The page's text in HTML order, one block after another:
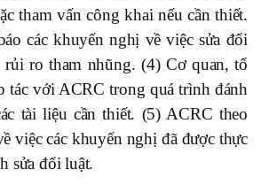
tham vấn công khai nếu cần thiết.
các khuyến nghị về việc sửa đổi
rủi ro tham nhũng. (4) Cơ quan, tổ
tác với ACRC trong quá trình đánh
tài liệu cần thiết. (5) ACRC theo
việc các khuyến nghị đã được thực
sửa đổi luật.